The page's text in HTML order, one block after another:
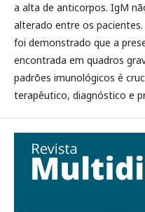
a alta de anticorpos. IgM
alterado entre os
foi demonstrado que a
encontrada em quadros
padrões imunológicos é
terapêutico, diagnóstico e